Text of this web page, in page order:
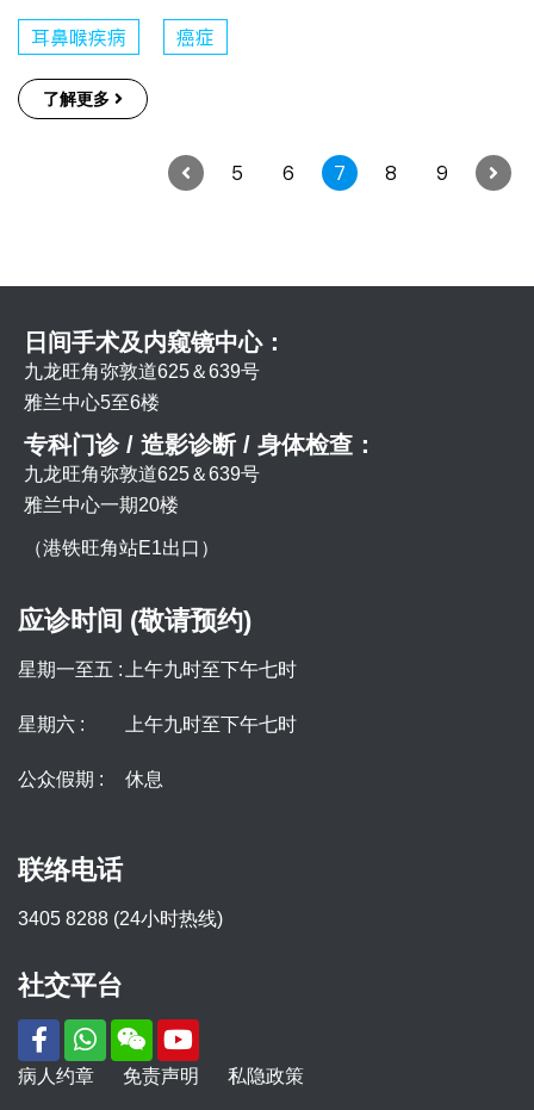
耳鼻喉疾病 癌症
了解更多
5 6 7 8 9
日间手术及内窥镜中心：
九龙旺角弥敦道625＆639号
雅兰中心5至6楼
专科门诊 / 造影诊断 / 身体检查：
九龙旺角弥敦道625＆639号
雅兰中心一期20楼
（港铁旺角站E1出口）
应诊时间 (敬请预约)
星期一至五 : 上午九时至下午七时
星期六 : 上午九时至下午七时
公众假期 : 休息
联络电话
3405 8288 (24小时热线)
社交平台
病人约章 免责声明 私隐政策